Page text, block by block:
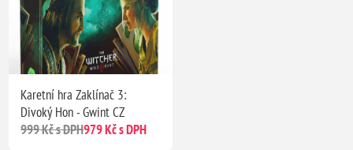
Karetní hra Zaklínač 3:
Divoký Hon - Gwint CZ
999 Kč s DPH979 Kč s DPH